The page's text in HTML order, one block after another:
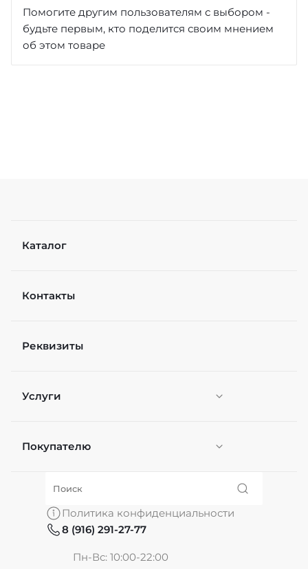
Файл
Я согласен(а) на
обработку персональных
Отправить
Помогите другим пользователям с выбором -
будьте первым, кто поделится своим мнением
об этом товаре
Каталог
Контакты
Реквизиты
Услуги
Персонификация
Покупателю
О нас
Политика конфиденциальности
8 (916) 291-27-77
Пн-Вс: 10:00-22:00